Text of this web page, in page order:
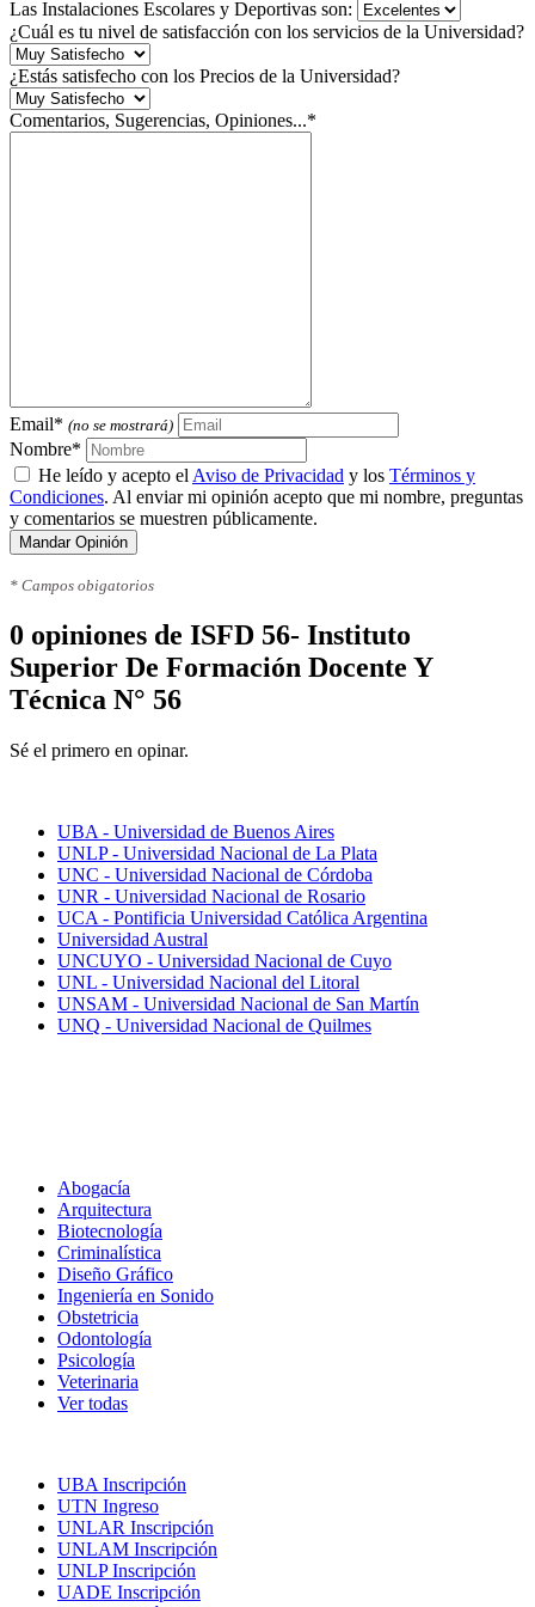
Las Instalaciones Escolares y Deportivas son:
¿Cuál es tu nivel de satisfacción con los servicios de la Universidad?
¿Estás satisfecho con los Precios de la Universidad?
Comentarios, Sugerencias, Opiniones...*
Email* (no se mostrará)
Nombre*
He leído y acepto el Aviso de Privacidad y los Términos y
Condiciones. Al enviar mi opinión acepto que mi nombre, preguntas
y comentarios se muestren públicamente.
Mandar Opinión
* Campos obigatorios
0 opiniones de ISFD 56- Instituto
Superior De Formación Docente Y
Técnica N° 56
Sé el primero en opinar.
UBA - Universidad de Buenos Aires
UNLP - Universidad Nacional de La Plata
UNC - Universidad Nacional de Córdoba
UNR - Universidad Nacional de Rosario
UCA - Pontificia Universidad Católica Argentina
Universidad Austral
UNCUYO - Universidad Nacional de Cuyo
UNL - Universidad Nacional del Litoral
UNSAM - Universidad Nacional de San Martín
UNQ - Universidad Nacional de Quilmes
Abogacía
Arquitectura
Biotecnología
Criminalística
Diseño Gráfico
Ingeniería en Sonido
Obstetricia
Odontología
Psicología
Veterinaria
Ver todas
UBA Inscripción
UTN Ingreso
UNLAR Inscripción
UNLAM Inscripción
UNLP Inscripción
UADE Inscripción